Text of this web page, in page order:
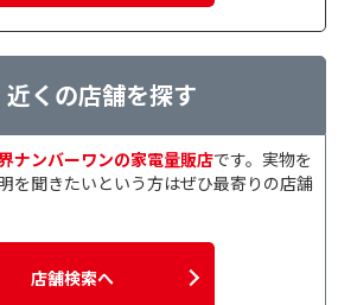
近くの店舗を探す
ナンバーワンの家電量販店です。実物を
を聞きたいという方はぜひ最寄りの店舗
店舗検索へ